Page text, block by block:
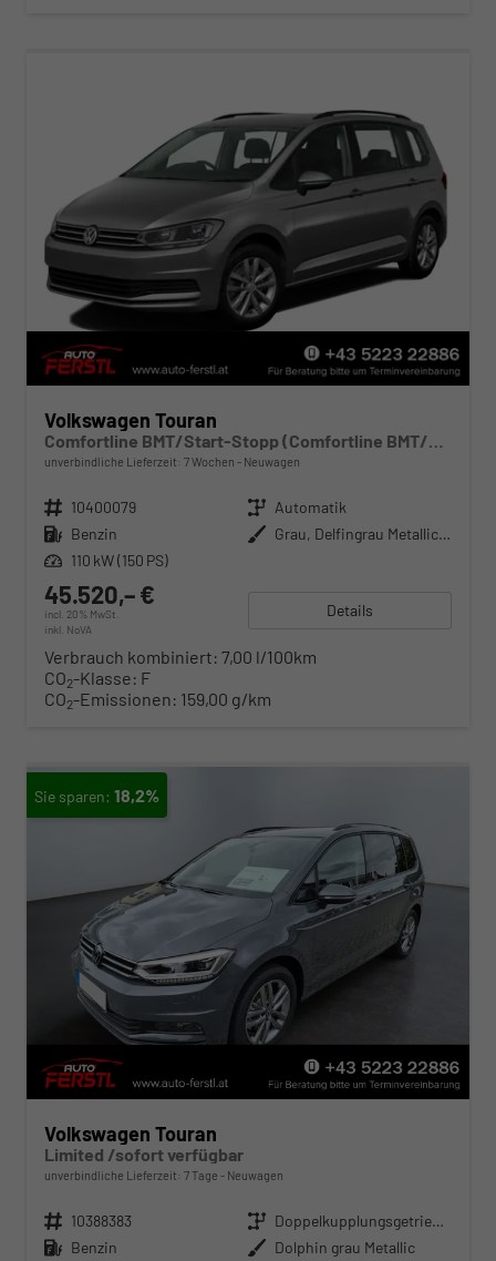
Volkswagen Touran
Comfortline BMT/Start-Stopp (Comfortline BMT/Start-Stopp) 1.5 TSI 110kW (150 PS) ACT 7-Gang DSG
unverbindliche Lieferzeit: 7 Wochen Neuwagen
Fahrzeugnr. 10400079 Getriebe Automatik
Kraftstoff Benzin Außenfarbe
Grau, Delfingrau Metallic (B0)
Leistung 110 kW (150 PS)
45.520,– €
incl. 20% MwSt.
inkl. NoVA
Details
Verbrauch kombiniert: 7,00 l/100km
CO2-Klasse: F
CO2-Emissionen: 159,00 g/km
18,2%
Volkswagen Touran
Limited /sofort verfügbar
unverbindliche Lieferzeit: 7 Tage Neuwagen
Fahrzeugnr. 10388383 Getriebe
Doppelkupplungsgetriebe (DSG)
Kraftstoff Benzin Außenfarbe Dolphin grau Metallic